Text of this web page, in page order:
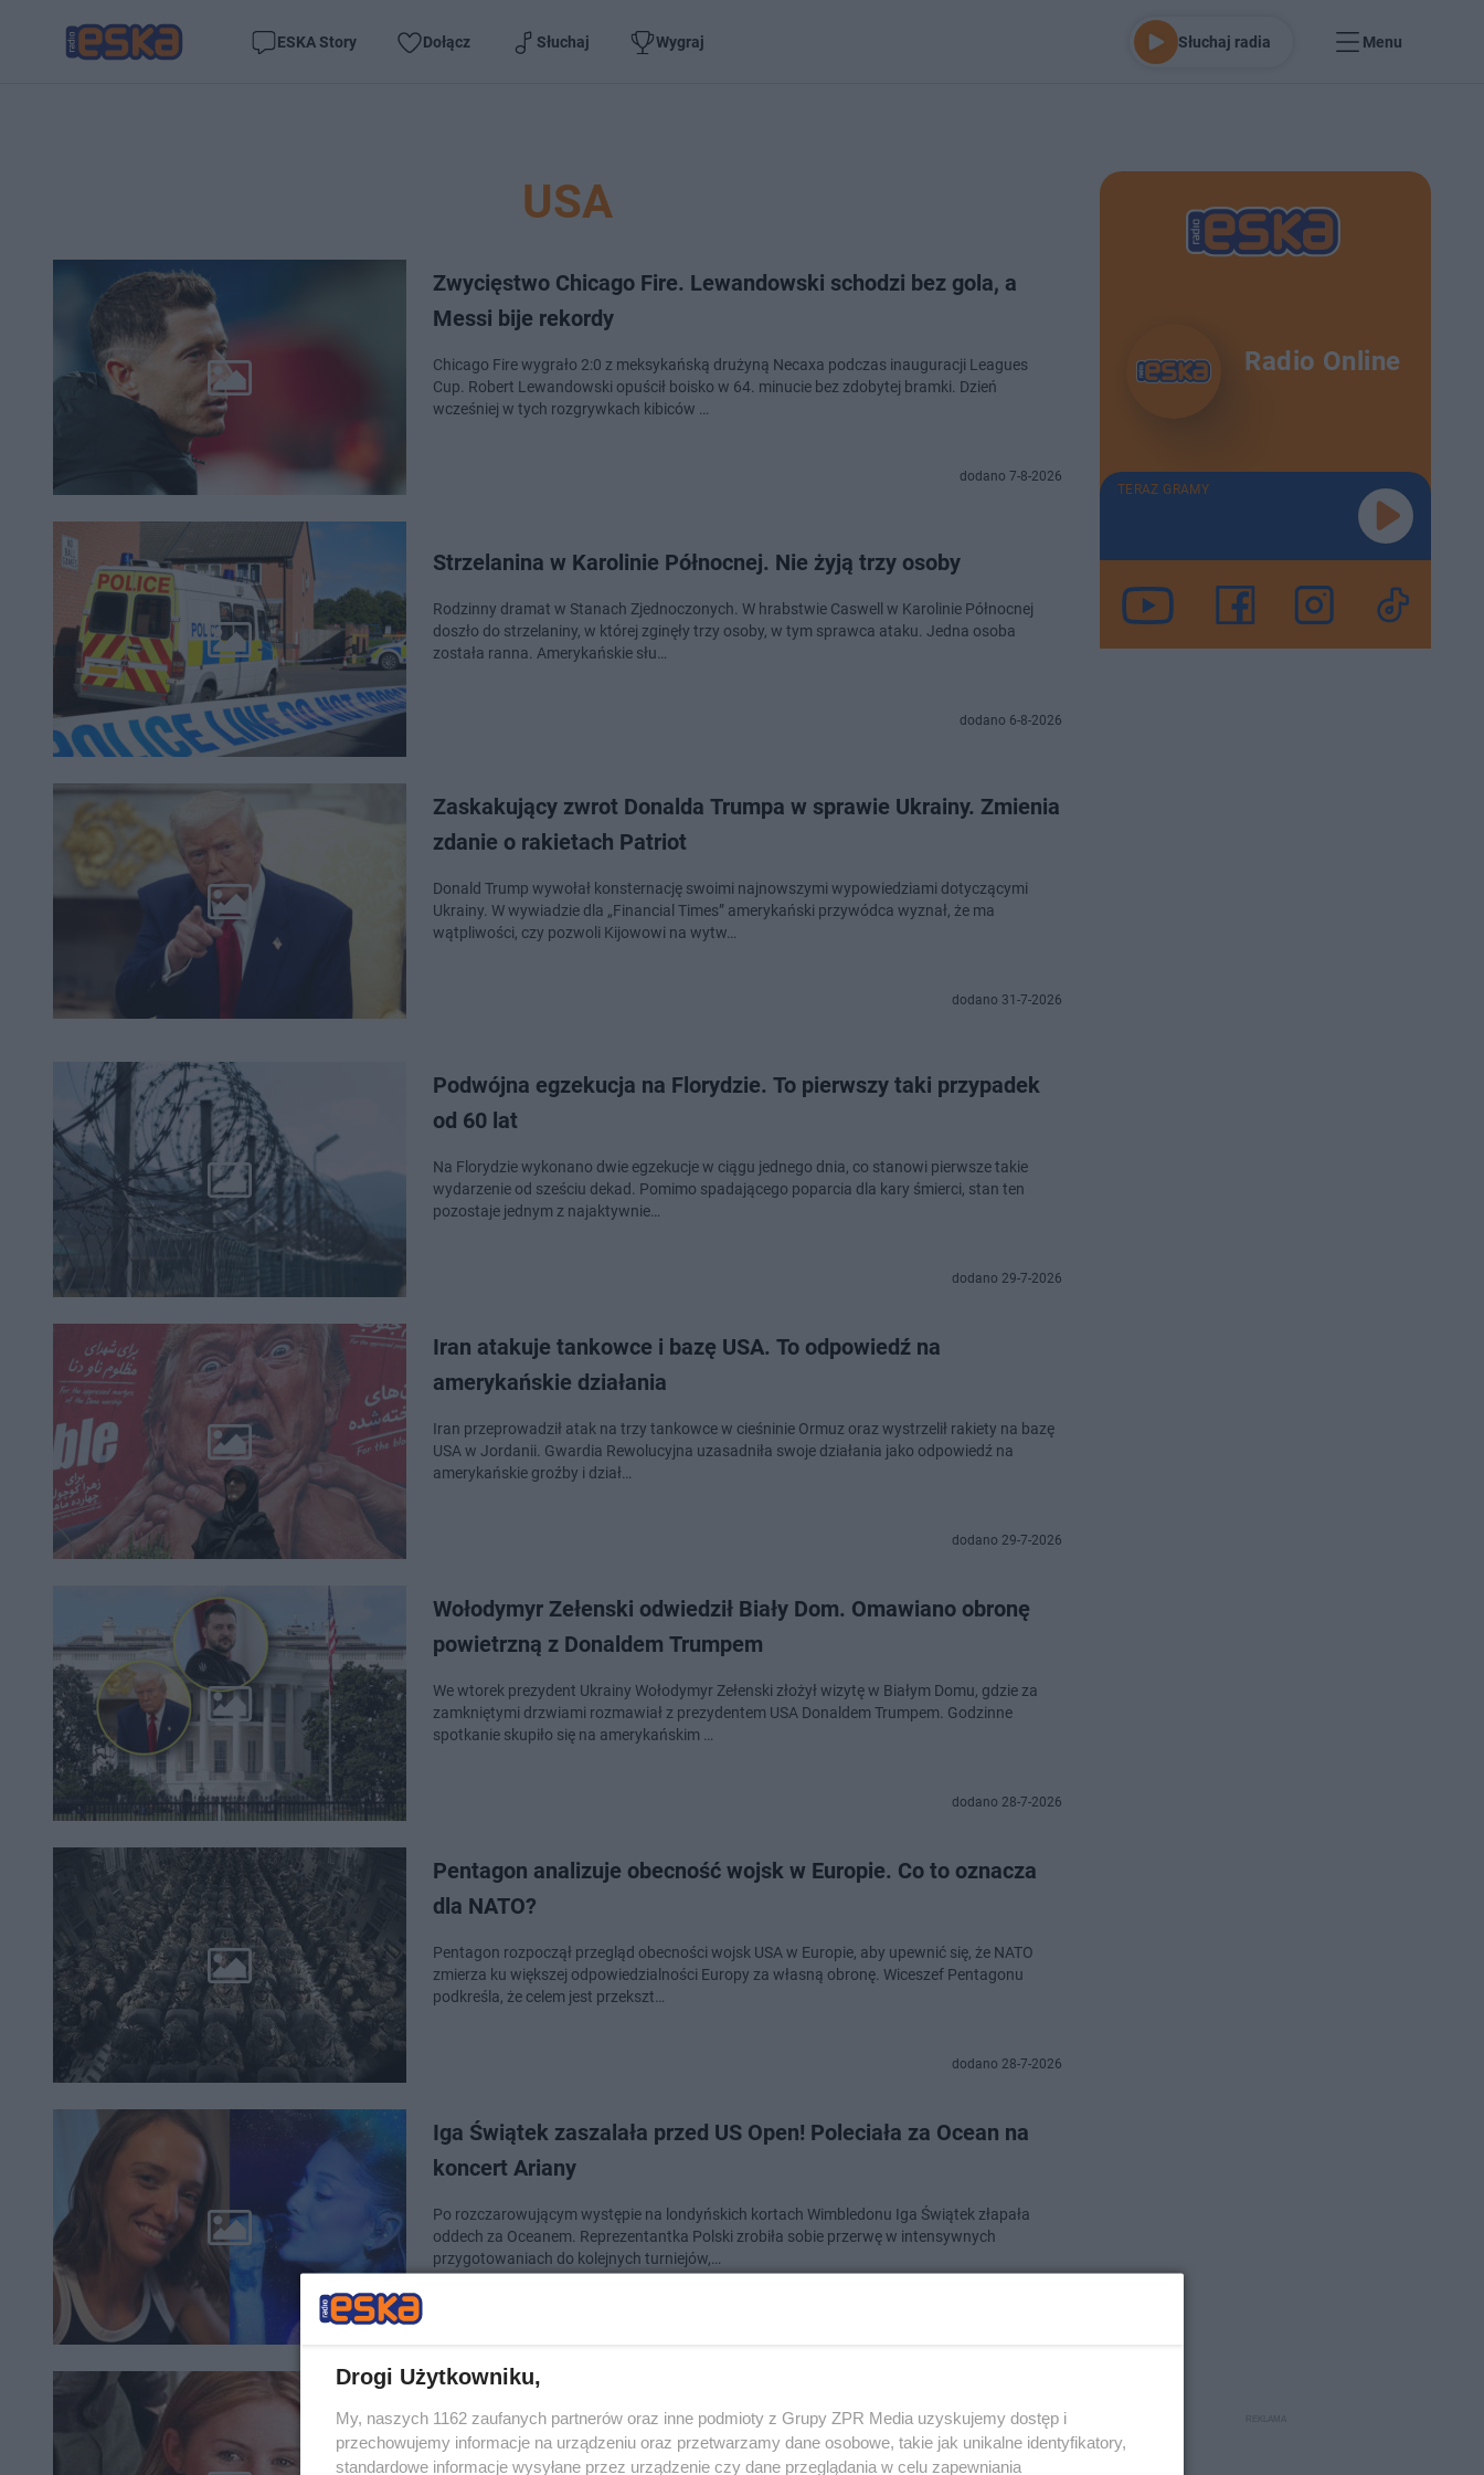
ESKA Story Dołącz Słuchaj Wygraj Słuchaj radia Menu
USA
Zwycięstwo Chicago Fire. Lewandowski schodzi bez gola, a
Messi bije rekordy
Chicago Fire wygrało 2:0 z meksykańską drużyną Necaxa podczas inauguracji Leagues
Cup. Robert Lewandowski opuścił boisko w 64. minucie bez zdobytej bramki. Dzień
wcześniej w tych rozgrywkach kibiców …
dodano 7-8-2026
Strzelanina w Karolinie Północnej. Nie żyją trzy osoby
Rodzinny dramat w Stanach Zjednoczonych. W hrabstwie Caswell w Karolinie Północnej
doszło do strzelaniny, w której zginęły trzy osoby, w tym sprawca ataku. Jedna osoba
została ranna. Amerykańskie słu…
dodano 6-8-2026
Zaskakujący zwrot Donalda Trumpa w sprawie Ukrainy. Zmienia
zdanie o rakietach Patriot
Donald Trump wywołał konsternację swoimi najnowszymi wypowiedziami dotyczącymi
Ukrainy. W wywiadzie dla „Financial Times” amerykański przywódca wyznał, że ma
wątpliwości, czy pozwoli Kijowowi na wytw…
dodano 31-7-2026
Podwójna egzekucja na Florydzie. To pierwszy taki przypadek
od 60 lat
Na Florydzie wykonano dwie egzekucje w ciągu jednego dnia, co stanowi pierwsze takie
wydarzenie od sześciu dekad. Pomimo spadającego poparcia dla kary śmierci, stan ten
pozostaje jednym z najaktywnie…
dodano 29-7-2026
Iran atakuje tankowce i bazę USA. To odpowiedź na
amerykańskie działania
Iran przeprowadził atak na trzy tankowce w cieśninie Ormuz oraz wystrzelił rakiety na bazę
USA w Jordanii. Gwardia Rewolucyjna uzasadniła swoje działania jako odpowiedź na
amerykańskie groźby i dział…
dodano 29-7-2026
Wołodymyr Zełenski odwiedził Biały Dom. Omawiano obronę
powietrzną z Donaldem Trumpem
We wtorek prezydent Ukrainy Wołodymyr Zełenski złożył wizytę w Białym Domu, gdzie za
zamkniętymi drzwiami rozmawiał z prezydentem USA Donaldem Trumpem. Godzinne
spotkanie skupiło się na amerykańskim …
dodano 28-7-2026
Pentagon analizuje obecność wojsk w Europie. Co to oznacza
dla NATO?
Pentagon rozpoczął przegląd obecności wojsk USA w Europie, aby upewnić się, że NATO
zmierza ku większej odpowiedzialności Europy za własną obronę. Wiceszef Pentagonu
podkreśla, że celem jest przekszt…
dodano 28-7-2026
Iga Świątek zaszalała przed US Open! Poleciała za Ocean na
koncert Ariany
Po rozczarowującym występie na londyńskich kortach Wimbledonu Iga Świątek złapała
oddech za Oceanem. Reprezentantka Polski zrobiła sobie przerwę w intensywnych
przygotowaniach do kolejnych turniejów,…
Beverley Mitchell zagrała Lucy w serialu "Siódme niebo". Tak
dziś wygląda gwiazda hitu lat 90.
Radio Online
TERAZ GRAMY
Drogi Użytkowniku,
My, naszych 1162 zaufanych partnerów oraz inne podmioty z Grupy ZPR Media uzyskujemy dostęp i
przechowujemy informacje na urządzeniu oraz przetwarzamy dane osobowe, takie jak unikalne identyfikatory,
standardowe informacje wysyłane przez urządzenie czy dane przeglądania w celu zapewniania